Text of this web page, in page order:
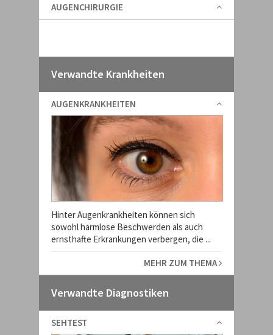
AUGENCHIRURGIE
Verwandte Krankheiten
AUGENKRANKHEITEN
Hinter Augenkrankheiten können sich
sowohl harmlose Beschwerden als auch
ernsthafte Erkrankungen verbergen, die ...
MEHR ZUM THEMA
Verwandte Diagnostiken
SEHTEST